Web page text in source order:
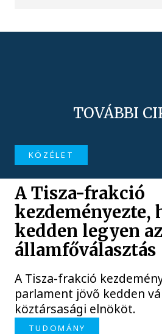
TOVÁBBI
KÖZÉLET
A Tisza-frakció
kezdeményezte,
kedden legyen az
államfőválasztás
A Tisza-frakció
parlament jövő kedden
köztársasági elnököt.
TUDOMÁNY